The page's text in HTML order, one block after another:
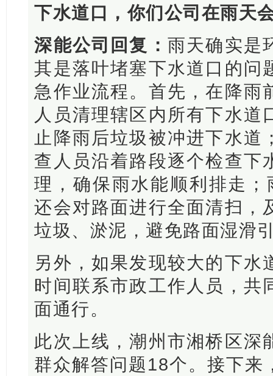
下水道口，你们公司在雨天
深能公司回复： 雨天确实是
其是落叶堵塞下水道口的问
急作业流程。首先，在降雨
人员清理辖区内所有下水道
止降雨后垃圾被冲进下水道
查人员沿着路段逐个检查下
理，确保雨水能顺利排走
还会对路面进行全面清扫，
垃圾、淤泥，避免路面湿滑
另外，如果发现较大的下水
时间联系市政工作人员，共
面通行。
此次上线，潮州市湘桥区深
群众解答问题18个。接下来